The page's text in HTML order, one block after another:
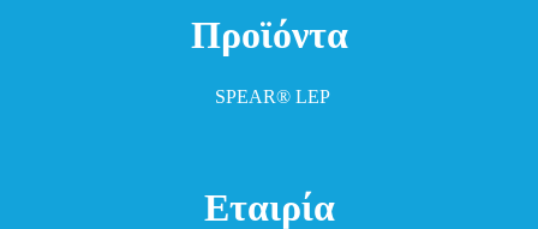
Προϊόντα
SPEAR® LEP
Εταιρία